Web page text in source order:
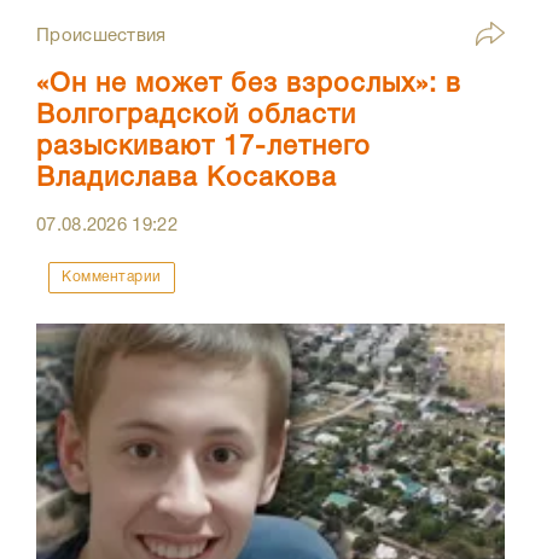
Происшествия
«Он не может без взрослых»: в
Волгоградской области
разыскивают 17-летнего
Владислава Косакова
07.08.2026 19:22
Комментарии